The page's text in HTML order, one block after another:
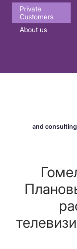
Основная
навигация
Private
Customers
About us
and